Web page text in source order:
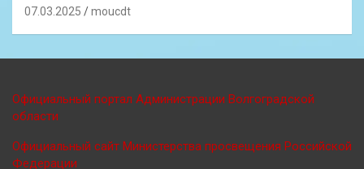
07.03.2025 moucdt
Официальный портал Администрации Волгоградской
области
Официальный сайт Министерства просвещения Российской
Федерации